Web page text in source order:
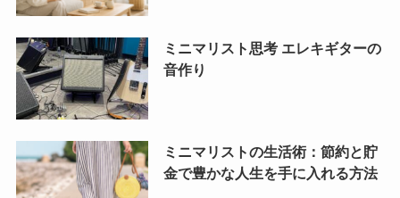
ミニマリスト思考 エレキギターの
音作り
ミニマリストの生活術：節約と貯
金で豊かな人生を手に入れる方法